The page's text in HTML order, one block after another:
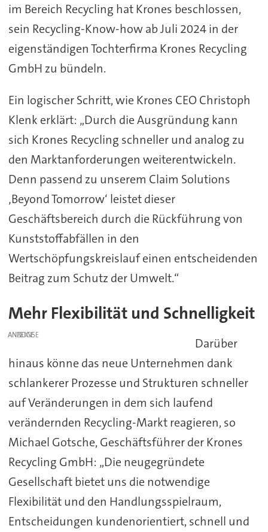
im Bereich Recycling hat Krones beschlossen,
sein Recycling-Know-how ab Juli 2024 in der
eigenständigen Tochterfirma Krones Recycling
GmbH zu bündeln.
Ein logischer Schritt, wie Krones CEO Christoph
Klenk erklärt: „Durch die Ausgründung kann
sich Krones Recycling schneller und analog zu
den Marktanforderungen weiterentwickeln.
Denn passend zu unserem Claim Solutions
‚Beyond Tomorrow‘ leistet dieser
Geschäftsbereich durch die Rückführung von
Kunststoffabfällen in den
Wertschöpfungskreislauf einen entscheidenden
Beitrag zum Schutz der Umwelt.“
Mehr Flexibilität und Schnelligkeit
ANZEIGE
Darüber
hinaus könne das neue Unternehmen dank
schlankerer Prozesse und Strukturen schneller
auf Veränderungen in dem sich laufend
verändernden Recycling-Markt reagieren, so
Michael Gotsche, Geschäftsführer der Krones
Recycling GmbH: „Die neugegründete
Gesellschaft bietet uns die notwendige
Flexibilität und den Handlungsspielraum,
Entscheidungen kundenorientiert, schnell und